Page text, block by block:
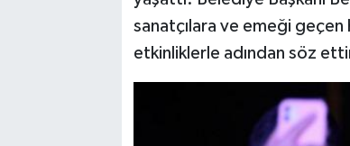
sanatçılara ve emeği
etkinliklerle adından söz